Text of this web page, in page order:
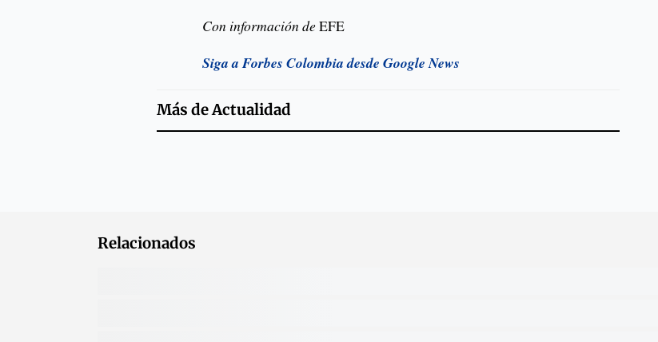
Con información deEFE
Siga a Forbes Colombia desde Google News
Más deActualidad
Relacionados